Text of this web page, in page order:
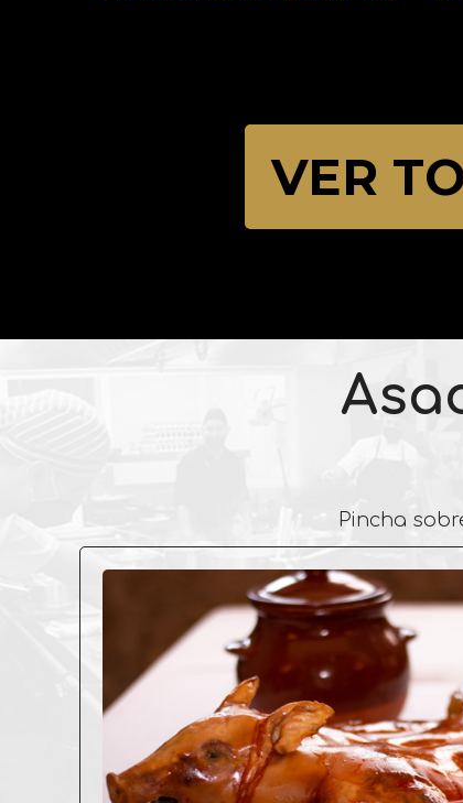
VER
Pincha